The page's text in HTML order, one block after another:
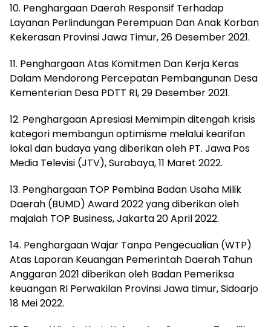
10. Penghargaan Daerah Responsif Terhadap
Layanan Perlindungan Perempuan Dan Anak Korban
Kekerasan Provinsi Jawa Timur, 26 Desember 2021.
11. Penghargaan Atas Komitmen Dan Kerja Keras
Dalam Mendorong Percepatan Pembangunan Desa
Kementerian Desa PDTT RI, 29 Desember 2021.
12. Penghargaan Apresiasi Memimpin ditengah krisis
kategori membangun optimisme melalui kearifan
lokal dan budaya yang diberikan oleh PT. Jawa Pos
Media Televisi (JTV), Surabaya, 11 Maret 2022.
13. Penghargaan TOP Pembina Badan Usaha Milik
Daerah (BUMD) Award 2022 yang diberikan oleh
majalah TOP Business, Jakarta 20 April 2022.
14. Penghargaan Wajar Tanpa Pengecualian (WTP)
Atas Laporan Keuangan Pemerintah Daerah Tahun
Anggaran 2021 diberikan oleh Badan Pemeriksa
keuangan RI Perwakilan Provinsi Jawa timur, Sidoarjo
18 Mei 2022.